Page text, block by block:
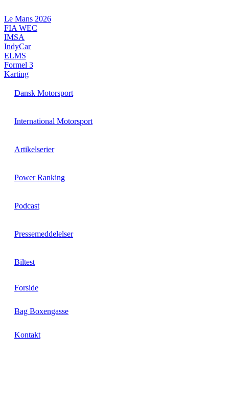
til
indhold
Le Mans 2026
FIA WEC
IMSA
IndyCar
ELMS
Formel 3
Karting
Dansk Motorsport
International Motorsport
Artikelserier
Power Ranking
Podcast
Pressemeddelelser
Biltest
Forside
Bag Boxengasse
Kontakt